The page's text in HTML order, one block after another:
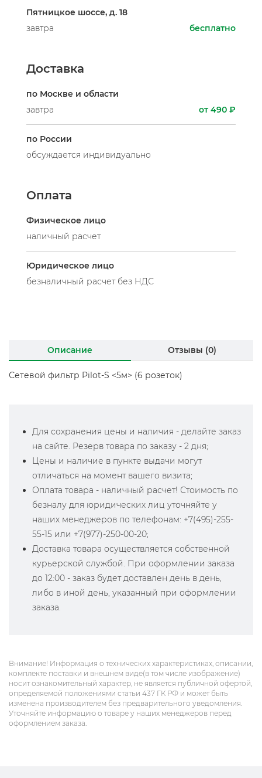
Пятницкое шоссе, д. 18
завтра
бесплатно
Доставка
по Москве и области
завтра
от 490 ₽
по России
обсуждается индивидуально
Оплата
Физическое лицо
наличный расчет
Юридическое лицо
безналичный расчет без НДС
Описание Отзывы (0)
Сетевой фильтр Pilot-S <5м> (6 розеток)
Для сохранения цены и наличия - делайте заказ
на сайте. Резерв товара по заказу - 2 дня;
Цены и наличие в пункте выдачи могут
отличаться на момент вашего визита;
Оплата товара - наличный расчет! Стоимость по
безналу для юридических лиц уточняйте у
наших менеджеров по телефонам: +7(495)-255-
55-15 или +7(977)-250-00-20;
Доставка товара осуществляется собственной
курьерской службой. При оформлении заказа
до 12:00 - заказ будет доставлен день в день,
либо в иной день, указанный при оформлении
заказа.
Внимание! Информация о технических характеристиках, описании,
комплекте поставки и внешнем виде(в том числе изображение)
носит ознакомительный характер, не является публичной офертой,
определяемой положениями статьи 437 ГК РФ и может быть
изменена производителем без предварительного уведомления.
Уточняйте информацию о товаре у наших менеджеров перед
оформлением заказа.